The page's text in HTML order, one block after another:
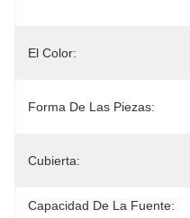
El Color:
Forma De Las Piezas:
Cubierta:
Capacidad De La Fuente: